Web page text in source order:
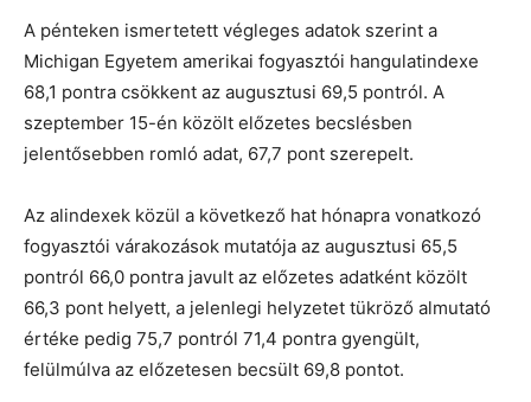
A pénteken ismertetett végleges adatok szerint a
Michigan Egyetem amerikai fogyasztói hangulatindexe
68,1 pontra csökkent az augusztusi 69,5 pontról. A
szeptember 15-én közölt előzetes becslésben
jelentősebben romló adat, 67,7 pont szerepelt.
Az alindexek közül a következő hat hónapra vonatkozó
fogyasztói várakozások mutatója az augusztusi 65,5
pontról 66,0 pontra javult az előzetes adatként közölt
66,3 pont helyett, a jelenlegi helyzetet tükröző almutató
értéke pedig 75,7 pontról 71,4 pontra gyengült,
felülmúlva az előzetesen becsült 69,8 pontot.